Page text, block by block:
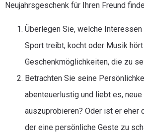
Neujahrsgeschenk für Ihren Freund
Überlegen Sie, welche Interessen
Sport treibt, kocht oder Musik
Geschenkmöglichkeiten, die zu
Betrachten Sie seine
abenteuerlustig und liebt es, neue
auszuprobieren? Oder ist er eher
der eine persönliche Geste zu